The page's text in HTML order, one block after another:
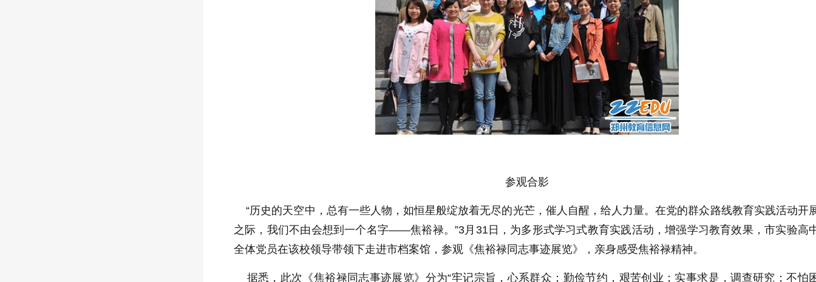
参观合影
“历史的天空中，总有一些人物，如恒星般绽放着无尽的光芒，催人自醒，给人力量。在党的群众路线教育实践活动开
之际，我们不由会想到一个名字——焦裕禄。”3月31日，为多形式学习式教育实践活动，增强学习教育效果，市实验高
全体党员在该校领导带领下走进市档案馆，参观《焦裕禄同志事迹展览》，亲身感受焦裕禄精神。
据悉，此次《焦裕禄同志事迹展览》分为“牢记宗旨，心系群众；勤俭节约，艰苦创业；实事求是，调查研究；不怕